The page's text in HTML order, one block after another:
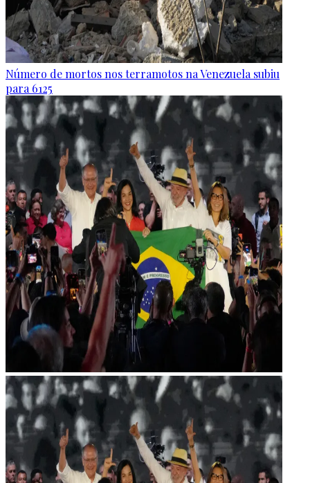
Número de mortos nos terramotos na Venezuela subiu
para 6125